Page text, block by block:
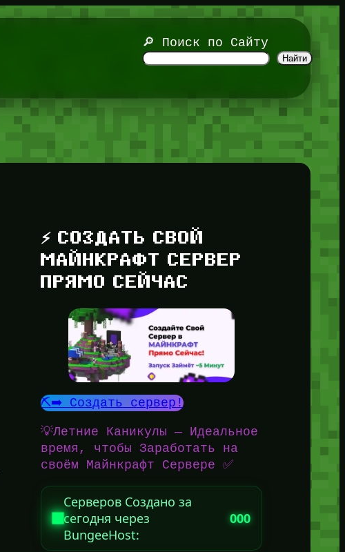
🔎 Поиск по Сайту
Найти
⚡ СОЗДАТЬ СВОЙ
МАЙНКРАФТ СЕРВЕР
ПРЯМО СЕЙЧАС
⛏️➡️ Создать сервер!
💡Летние Каникулы — Идеальное
время, чтобы Заработать на
своём Майнкрафт Сервере ✅
Серверов Создано за
сегодня через
BungeeHost:
000